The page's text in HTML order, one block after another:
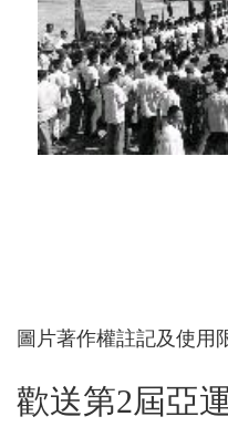
圖片著作權註記及使用
歡送第2屆亞